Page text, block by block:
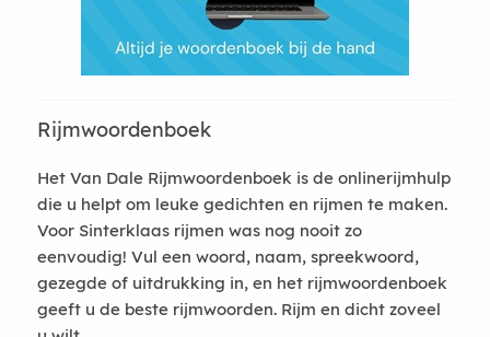
Rijmwoordenboek
Het Van Dale Rijmwoordenboek is de onlinerijmhulp
die u helpt om leuke gedichten en rijmen te maken.
Voor Sinterklaas rijmen was nog nooit zo
eenvoudig! Vul een woord, naam, spreekwoord,
gezegde of uitdrukking in, en het rijmwoordenboek
geeft u de beste rijmwoorden. Rijm en dicht zoveel